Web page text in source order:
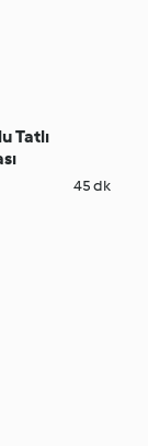
Tatlı
45 dk